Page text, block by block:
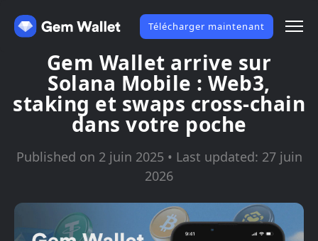
Télécharger maintenant
Gem Wallet arrive sur
Solana Mobile : Web3,
staking et swaps cross-chain
dans votre poche
Published on 2 juin 2025 • Last updated: 27 juin
2026